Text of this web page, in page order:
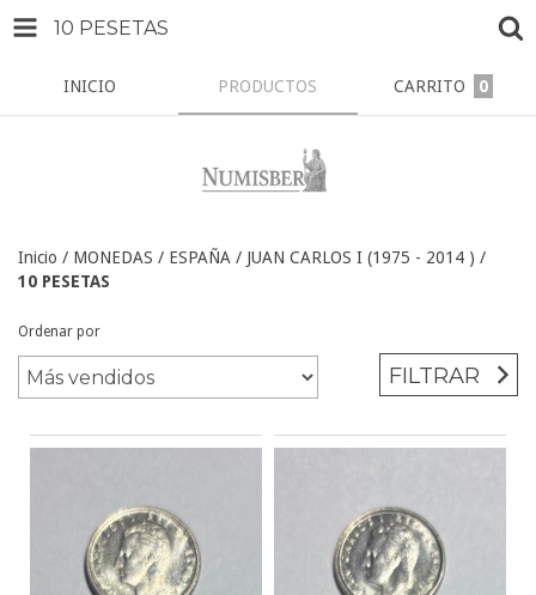
10 PESETAS
INICIO PRODUCTOS CARRITO 0
Inicio / MONEDAS / ESPAÑA / JUAN CARLOS I (1975 - 2014 ) /
10 PESETAS
Ordenar por
FILTRAR